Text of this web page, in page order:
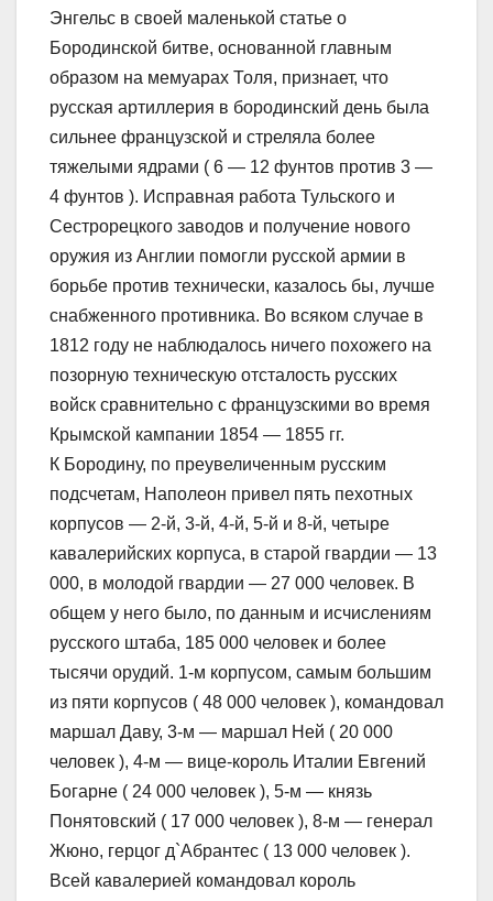
Энгельс в своей маленькой статье о
Бородинской битве, основанной главным
образом на мемуарах Толя, признает, что
русская артиллерия в бородинский день была
сильнее французской и стреляла более
тяжелыми ядрами ( 6 — 12 фунтов против 3 —
4 фунтов ). Исправная работа Тульского и
Сестрорецкого заводов и получение нового
оружия из Англии помогли русской армии в
борьбе против технически, казалось бы, лучше
снабженного противника. Во всяком случае в
1812 году не наблюдалось ничего похожего на
позорную техническую отсталость русских
войск сравнительно с французскими во время
Крымской кампании 1854 — 1855 гг.
К Бородину, по преувеличенным русским
подсчетам, Наполеон привел пять пехотных
корпусов — 2-й, 3-й, 4-й, 5-й и 8-й, четыре
кавалерийских корпуса, в старой гвардии — 13
000, в молодой гвардии — 27 000 человек. В
общем у него было, по данным и исчислениям
русского штаба, 185 000 человек и более
тысячи орудий. 1-м корпусом, самым большим
из пяти корпусов ( 48 000 человек ), командовал
маршал Даву, 3-м — маршал Ней ( 20 000
человек ), 4-м — вице-король Италии Евгений
Богарне ( 24 000 человек ), 5-м — князь
Понятовский ( 17 000 человек ), 8-м — генерал
Жюно, герцог д`Абрантес ( 13 000 человек ).
Всей кавалерией командовал король